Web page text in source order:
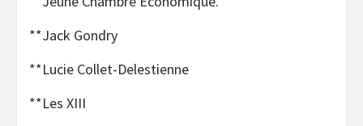
**Jack Gondry
**Lucie Collet-Delestienne
**Les XIII